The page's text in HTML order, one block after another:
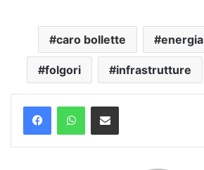
caro bollette energia
folgori infrastrutture
Condividi via mail